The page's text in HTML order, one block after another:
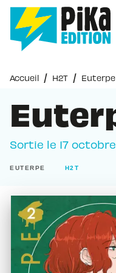
MENU
PIED DE PAGE
Accueil / H2T /
Sortie le 17
EUTERPE H2T